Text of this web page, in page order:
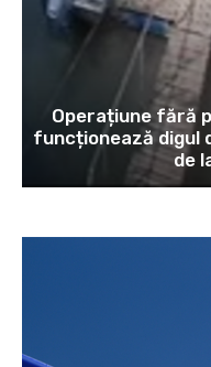
Operațiune fără
funcționează digul
de